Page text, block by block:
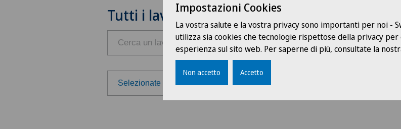
Tutti i lavori
Servizio pazienti
Selezionate la regione
Impostazioni Cookies
La vostra salute e la vostra privacy sono importanti per noi -
utilizza sia cookies che tecnologie rispettose della privacy
esperienza sul sito web. Per saperne di più, consultate la
Non accetto Accetto